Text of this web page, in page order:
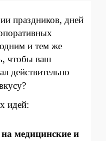
праздников, дней
и тем же
чтобы ваш
действительно
идей:
медицинские и